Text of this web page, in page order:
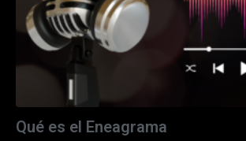
Qué es el Eneagrama